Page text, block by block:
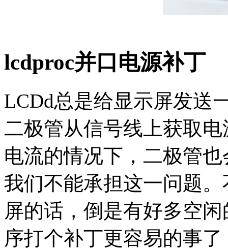
lcdproc并口电源补丁
LCDd总是给显示屏发送
二极管从信号线上获取
电流的情况下，二极管
我们不能承担这一问题
屏的话，倒是有好多空
序打个补丁更容易的事